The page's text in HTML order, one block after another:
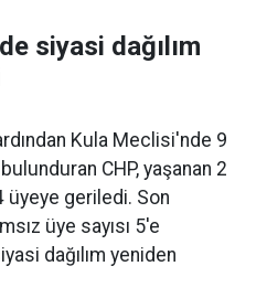
siyasi dağılım
Kula Meclisi'nde 9
CHP, yaşanan 2
üyeye geriledi. Son
üye sayısı 5'e
dağılım yeniden